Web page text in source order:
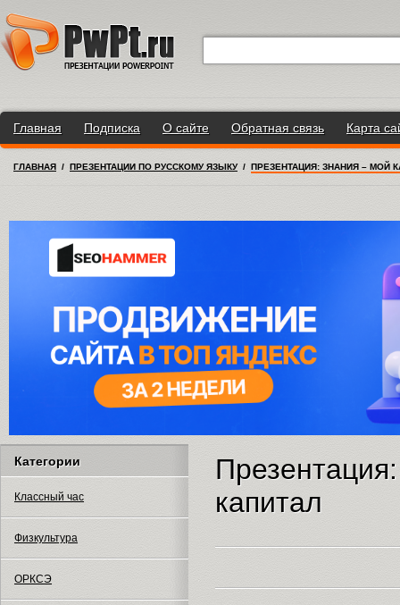
Главная Подписка О сайте Обратная связь Карта
ГЛАВНАЯ / ПРЕЗЕНТАЦИИ ПО РУССКОМУ ЯЗЫКУ/ ПРЕЗЕНТАЦИЯ: ЗНАНИЯ – МОЙ
Категории
Классный час
Физкультура
ОРКСЭ
капитал